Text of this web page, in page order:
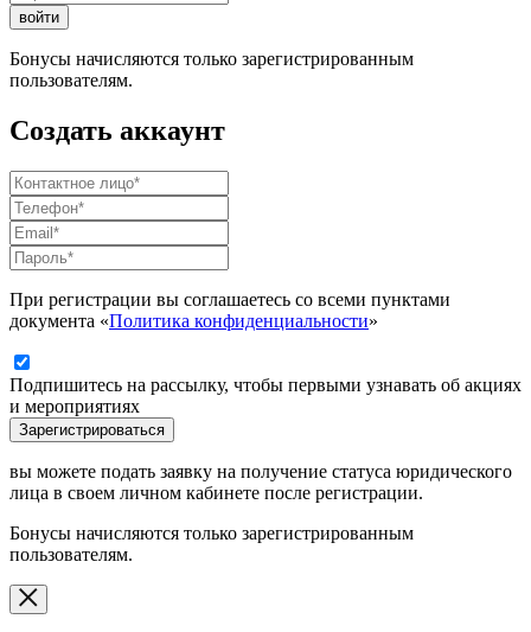
войти
Бонусы начисляются только зарегистрированным
пользователям.
Создать аккаунт
При регистрации вы соглашаетесь со всеми пунктами
документа «Политика конфиденциальности»
Подпишитесь на рассылку, чтобы первыми узнавать об акциях
и мероприятиях
Зарегистрироваться
вы можете подать заявку на получение статуса юридического
лица в своем личном кабинете после регистрации.
Бонусы начисляются только зарегистрированным
пользователям.